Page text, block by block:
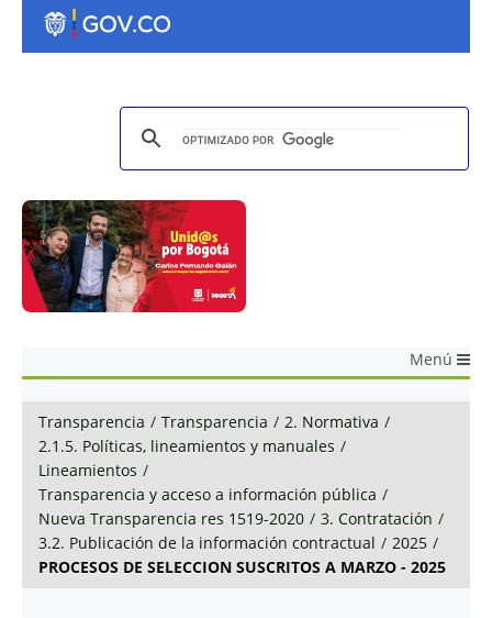
Menú
Transparencia / Transparencia / 2. Normativa /
2.1.5. Políticas, lineamientos y manuales /
Lineamientos /
Transparencia y acceso a información pública /
Nueva Transparencia res 1519-2020 / 3. Contratación /
3.2. Publicación de la información contractual / 2025 /
PROCESOS DE SELECCION SUSCRITOS A MARZO - 2025